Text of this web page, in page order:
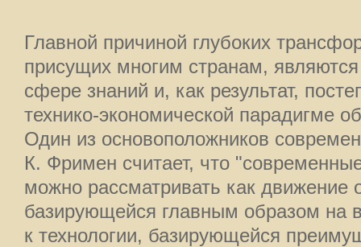
Главной причиной глубоких
присущих многим странам,
сфере знаний и, как результат,
технико-экономической парадигме
Один из основоположников
К. Фримен считает, что
можно рассматривать как движение
базирующейся главным образом на
к технологии, базирующейся